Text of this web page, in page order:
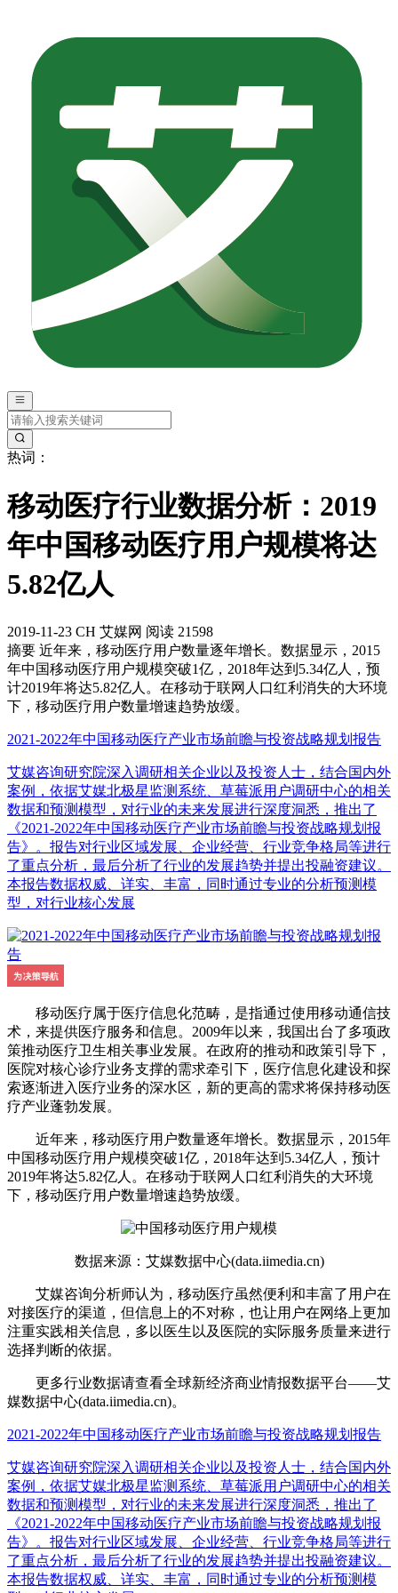
热词：
移动医疗行业数据分析：2019
年中国移动医疗用户规模将达
5.82亿人
2019-11-23 CH 艾媒网 阅读 21598
摘要 近年来，移动医疗用户数量逐年增长。数据显示，2015
年中国移动医疗用户规模突破1亿，2018年达到5.34亿人，预
计2019年将达5.82亿人。在移动于联网人口红利消失的大环境
下，移动医疗用户数量增速趋势放缓。
2021-2022年中国移动医疗产业市场前瞻与投资战略规划报告
艾媒咨询研究院深入调研相关企业以及投资人士，结合国内外
案例，依据艾媒北极星监测系统、草莓派用户调研中心的相关
数据和预测模型，对行业的未来发展进行深度洞悉，推出了
《2021-2022年中国移动医疗产业市场前瞻与投资战略规划报
告》。报告对行业区域发展、企业经营、行业竞争格局等进行
了重点分析，最后分析了行业的发展趋势并提出投融资建议。
本报告数据权威、详实、丰富，同时通过专业的分析预测模
型，对行业核心发展
移动医疗属于医疗信息化范畴，是指通过使用移动通信技
术，来提供医疗服务和信息。2009年以来，我国出台了多项政
策推动医疗卫生相关事业发展。在政府的推动和政策引导下，
医院对核心诊疗业务支撑的需求牵引下，医疗信息化建设和探
索逐渐进入医疗业务的深水区，新的更高的需求将保持移动医
疗产业蓬勃发展。
近年来，移动医疗用户数量逐年增长。数据显示，2015年
中国移动医疗用户规模突破1亿，2018年达到5.34亿人，预计
2019年将达5.82亿人。在移动于联网人口红利消失的大环境
下，移动医疗用户数量增速趋势放缓。
数据来源：艾媒数据中心(data.iimedia.cn)
艾媒咨询分析师认为，移动医疗虽然便利和丰富了用户在
对接医疗的渠道，但信息上的不对称，也让用户在网络上更加
注重实践相关信息，多以医生以及医院的实际服务质量来进行
选择判断的依据。
更多行业数据请查看全球新经济商业情报数据平台——艾
媒数据中心(data.iimedia.cn)。
2021-2022年中国移动医疗产业市场前瞻与投资战略规划报告
艾媒咨询研究院深入调研相关企业以及投资人士，结合国内外
案例，依据艾媒北极星监测系统、草莓派用户调研中心的相关
数据和预测模型，对行业的未来发展进行深度洞悉，推出了
《2021-2022年中国移动医疗产业市场前瞻与投资战略规划报
告》。报告对行业区域发展、企业经营、行业竞争格局等进行
了重点分析，最后分析了行业的发展趋势并提出投融资建议。
本报告数据权威、详实、丰富，同时通过专业的分析预测模